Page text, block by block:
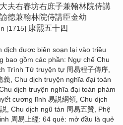
夫右春坊右庶子兼翰林院侍講
德兼翰林院侍講臣金幼
[1715] 康熙五十四
dịch được biên soạn lại vào triều
bao gồm các phần: Ngự chế Chu
Trình Tử truyện tự 周易程子傳序,
, Chu dịch truyện nghĩa đại toàn
dịch truyện nghĩa đại toàn phàm
cương lĩnh 易説綱領, Chu dịch
, Chu dịch ngũ tán 周易五贊, Phệ
周易上經: 64 quẻ: mở đầu là quẻ